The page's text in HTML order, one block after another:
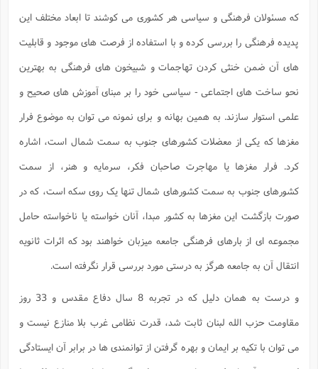
که مسئولان فرهنگی و سیاسی هر کشوری می کوشند تا ابعاد مختلف این
پدیده فرهنگی را بررسی کرده و با استفاده از فرصت های موجود و قابلیت
های آن ضمن خنثی کردن تهاجمات و شبیخون های فرهنگی به بهترین
نحو ساخت های اجتماعی - سیاسی خود را بر مبنای آموزش های صحیح و
علمی استوار سازند. به همین بهانه و برای نمونه می توان به موضوع فرار
مغزها که یکی از معضلات کشورهای جنوب به سمت شمال است، اشاره
کرد. فرار مغزها یا مهاجرت صاحبان فکر، سرمایه و هنر، از سمت
کشورهای جنوب به سمت کشورهای شمال تنها یک روی سکه است، که در
صورت بازگشت این مغزها به کشور مبدا، آنان خواسته یا ناخواسته حامل
مجموعه ای از بارهای فرهنگی جامعه میزبان خواهند بود که اثرات ثانویه
انتقال آن به جامعه هرگز به درستی مورد بررسی قرار نگرفته است.
و درست به همان دلیل که در تجربه 8 سال دفاع مقدس و 33 روز
مقاومت حزب الله لبنان ثابت شد، قدرت نظامی غرب بلا منازع نیست و
می توان با تکیه بر ایمان و بهره گرفتن از توانمندی ها در برابر آن ایستادگی